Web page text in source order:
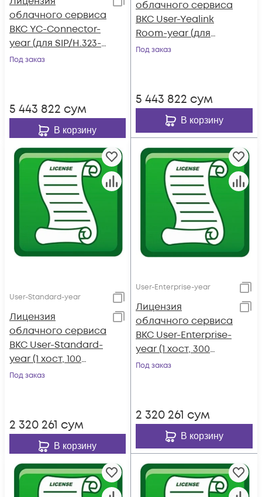
облачного сервиса
ВКС YC-Connector-
year (для SIP/H.323-
терминала, срок 1
Под заказ
5 443 822 сум
В корзину
облачного сервиса
ВКС User-Yealink
Room-year (для
терминала Yealink,
Под заказ
5 443 822 сум
В корзину
User-Standard-year
Лицензия
облачного сервиса
ВКС User-Standard-
year (1 хост, 100
портов, 1 ГБ, срок 1
Под заказ
2 320 261 сум
В корзину
User-Enterprise-year
Лицензия
облачного сервиса
ВКС User-Enterprise-
year (1 хост, 300
портов, 1 ПБ, срок 1
Под заказ
2 320 261 сум
В корзину